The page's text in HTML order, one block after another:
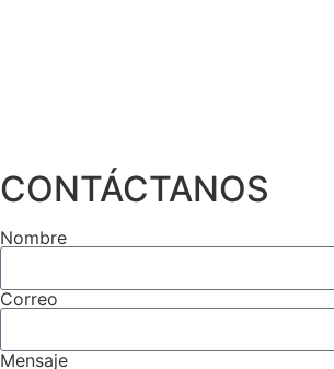
CONTÁCTANOS
Nombre
Correo
Mensaje